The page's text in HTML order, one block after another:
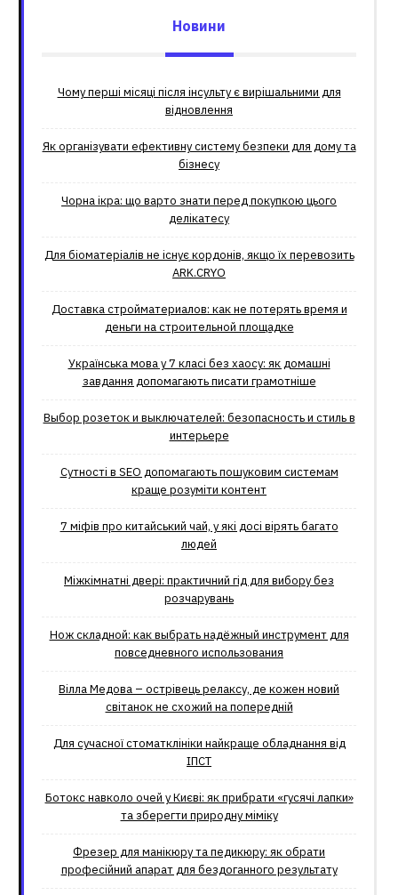
Новини
Чому перші місяці після інсульту є вирішальними для
відновлення
Як організувати ефективну систему безпеки для дому та
бізнесу
Чорна ікра: що варто знати перед покупкою цього
делікатесу
Для біоматеріалів не існує кордонів, якщо їх перевозить
ARK.CRYO
Доставка стройматериалов: как не потерять время и
деньги на строительной площадке
Українська мова у 7 класі без хаосу: як домашні
завдання допомагають писати грамотніше
Выбор розеток и выключателей: безопасность и стиль в
интерьере
Сутності в SEO допомагають пошуковим системам
краще розуміти контент
7 міфів про китайський чай, у які досі вірять багато
людей
Міжкімнатні двері: практичний гід для вибору без
розчарувань
Нож складной: как выбрать надёжный инструмент для
повседневного использования
Вілла Медова – острівець релаксу, де кожен новий
світанок не схожий на попередній
Для сучасної стоматклініки найкраще обладнання від
ІПСТ
Ботокс навколо очей у Києві: як прибрати «гусячі лапки»
та зберегти природну міміку
Фрезер для манікюру та педикюру: як обрати
професійний апарат для бездоганного результату